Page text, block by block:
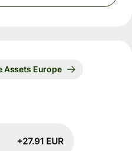
Assets Europe